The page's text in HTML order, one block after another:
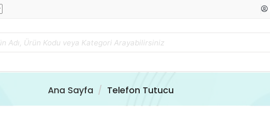
Ana Sayfa Telefon Tutucu